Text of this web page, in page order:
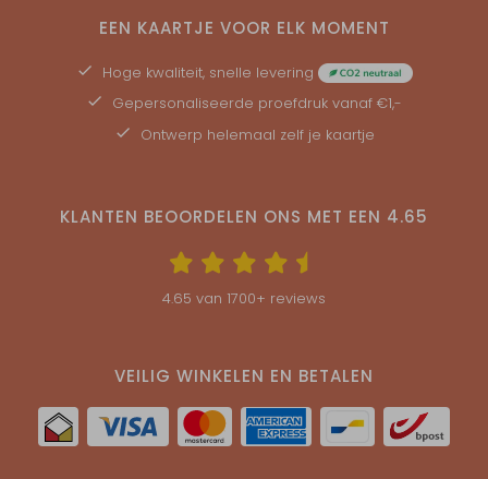
EEN KAARTJE VOOR ELK MOMENT
Hoge kwaliteit, snelle levering
Gepersonaliseerde proefdruk vanaf €1,-
Ontwerp helemaal zelf je kaartje
KLANTEN BEOORDELEN ONS MET EEN 4.65
4.65 van 1700+ reviews
VEILIG WINKELEN EN BETALEN